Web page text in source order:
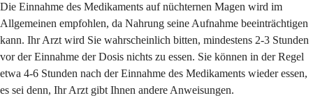
Die Einnahme des Medikaments auf nüchternen Magen wird im
Allgemeinen empfohlen, da Nahrung seine Aufnahme beeinträchtigen
kann. Ihr Arzt wird Sie wahrscheinlich bitten, mindestens 2-3 Stunden
vor der Einnahme der Dosis nichts zu essen. Sie können in der Regel
etwa 4-6 Stunden nach der Einnahme des Medikaments wieder essen,
es sei denn, Ihr Arzt gibt Ihnen andere Anweisungen.